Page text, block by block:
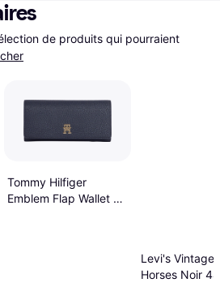
de produits qui pourraient
Tommy Hilfiger
Emblem Flap Wallet -
Levi's Vintage
Horses Noir